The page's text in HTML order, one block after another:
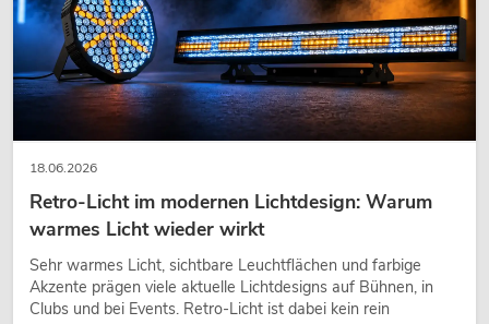
18.06.2026
Retro-Licht im modernen Lichtdesign: Warum
warmes Licht wieder wirkt
Sehr warmes Licht, sichtbare Leuchtflächen und farbige
Akzente prägen viele aktuelle Lichtdesigns auf Bühnen, in
Clubs und bei Events. Retro-Licht ist dabei kein rein